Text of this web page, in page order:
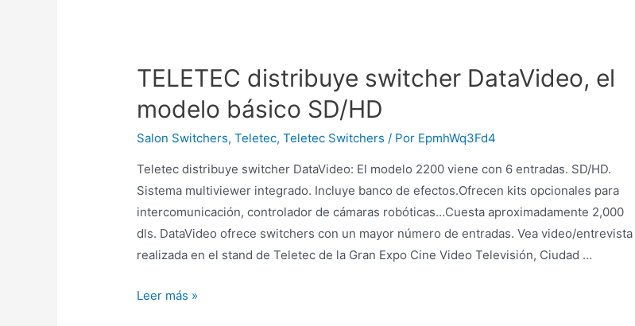
TELETEC distribuye switcher DataVideo, el
modelo básico SD/HD
Salon Switchers,Teletec,Teletec Switchers / Por EpmhWq3Fd4
Teletec distribuye switcher DataVideo: El modelo 2200 viene con 6 entradas. SD/HD.
Sistema multiviewer integrado. Incluye banco de efectos.Ofrecen kits opcionales para
intercomunicación, controlador de cámaras robóticas…Cuesta aproximadamente 2,000
dls. DataVideo ofrece switchers con un mayor número de entradas. Vea video/entrevista
realizada en el stand de Teletec de la Gran Expo Cine Video Televisión, Ciudad …
Leer más »